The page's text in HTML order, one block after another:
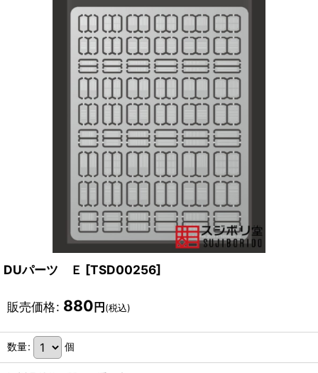
DUパーツ Ｅ [TSD00256]
販売価格: 880 円 (税込)
数量: 個